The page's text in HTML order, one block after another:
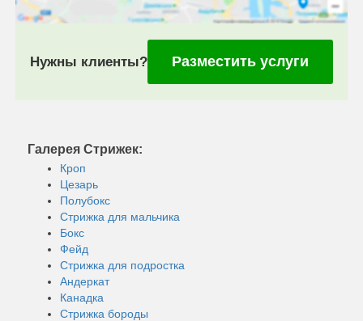
Нужны клиенты? Разместить услуги
Галерея Стрижек:
Кроп
Цезарь
Полубокс
Стрижка для мальчика
Бокс
Фейд
Стрижка для подростка
Андеркат
Канадка
Стрижка бороды